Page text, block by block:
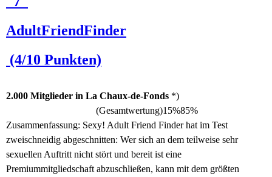
AdultFriendFinder
(4/10 Punkten)
2.000 Mitglieder in La Chaux-de-Fonds *)
(Gesamtwertung)15%85%
Zusammenfassung: Sexy! Adult Friend Finder hat im Test
zweischneidig abgeschnitten: Wer sich an dem teilweise sehr
sexuellen Auftritt nicht stört und bereit ist eine
Premiummitgliedschaft abzuschließen, kann mit dem größten